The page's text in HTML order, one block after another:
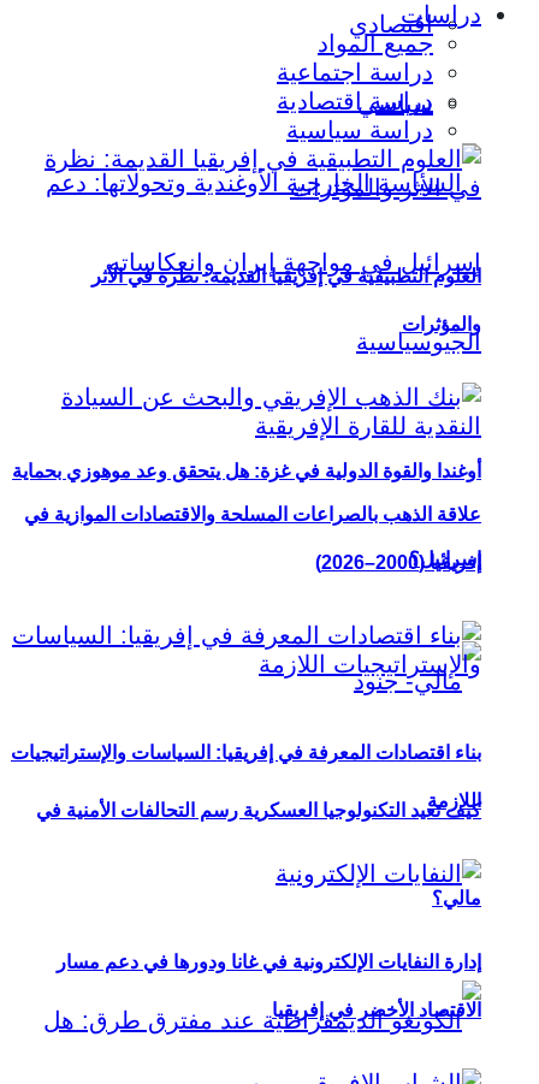
اقتصادي
سياسي
أوغندا والقوة الدولية في غزة: هل يتحقق وعد موهوزي بحماية
إسرائيل؟
كيف تعيد التكنولوجيا العسكرية رسم التحالفات الأمنية في
مالي؟
دراسات
جميع المواد
دراسة اجتماعية
دراسة اقتصادية
دراسة سياسية
العلوم التطبيقية في إفريقيا القديمة: نظرة في الأثر
والمؤثرات
علاقة الذهب بالصراعات المسلحة والاقتصادات الموازية في
إفريقيا (2000–2026)
بناء اقتصادات المعرفة في إفريقيا: السياسات والإستراتيجيات
اللازمة
إدارة النفايات الإلكترونية في غانا ودورها في دعم مسار
الاقتصاد الأخضر في إفريقيا